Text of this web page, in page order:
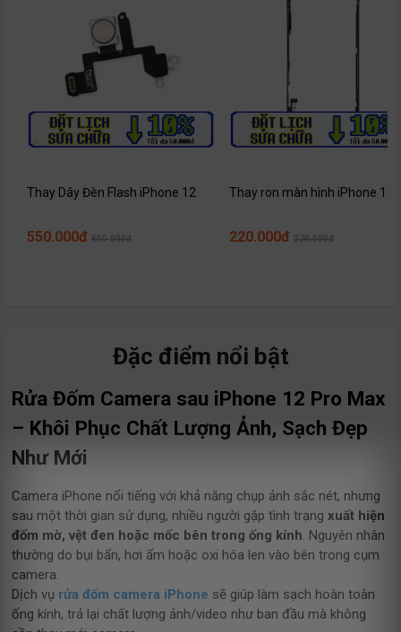
Thay Dây Đèn Flash iPhone 12
550.000đ 650.000đ
Thay ron màn hình iPhone 12
220.000đ 320.000đ
Đặc điểm nổi bật
Rửa Đốm Camera sau iPhone 12 Pro Max
– Khôi Phục Chất Lượng Ảnh, Sạch Đẹp
Như Mới
Camera iPhone nổi tiếng với khả năng chụp ảnh sắc nét, nhưng
sau một thời gian sử dụng, nhiều người gặp tình trạng xuất hiện
đốm mờ, vệt đen hoặc mốc bên trong ống kính . Nguyên nhân
thường do bụi bẩn, hơi ẩm hoặc oxi hóa len vào bên trong cụm
camera.
Dịch vụ rửa đốm camera iPhone sẽ giúp làm sạch hoàn toàn
ống kính, trả lại chất lượng ảnh/video như ban đầu mà không